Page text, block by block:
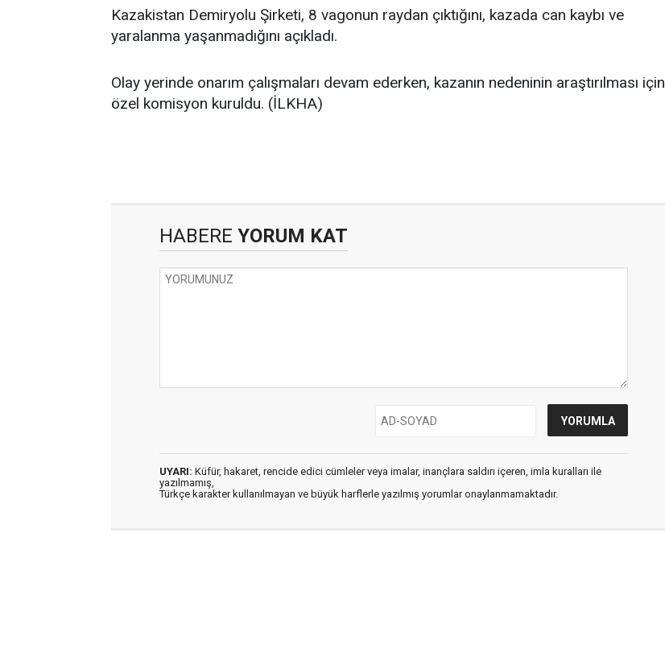
Kazakistan Demiryolu Şirketi, 8 vagonun raydan çıktığını, kazada can kaybı ve
yaralanma yaşanmadığını açıkladı.
Olay yerinde onarım çalışmaları devam ederken, kazanın nedeninin araştırılması için
özel komisyon kuruldu. (İLKHA)
HABERE YORUM KAT
UYARI: Küfür, hakaret, rencide edici cümleler veya imalar, inançlara saldırı içeren, imla kuralları ile
yazılmamış,
Türkçe karakter kullanılmayan ve büyük harflerle yazılmış yorumlar onaylanmamaktadır.